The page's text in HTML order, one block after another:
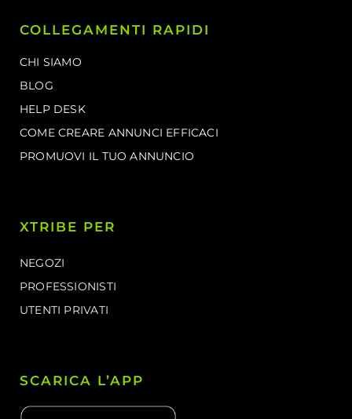
COLLEGAMENTI RAPIDI
CHI SIAMO
BLOG
HELP DESK
COME CREARE ANNUNCI EFFICACI
PROMUOVI IL TUO ANNUNCIO
XTRIBE PER
NEGOZI
PROFESSIONISTI
UTENTI PRIVATI
SCARICA L’APP